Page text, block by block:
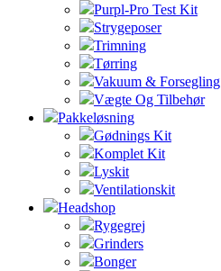
Purpl-Pro Test Kit
Strygeposer
Trimning
Tørring
Vakuum & Forsegling
Vægte Og Tilbehør
Pakkeløsning
Gødnings Kit
Komplet Kit
Lyskit
Ventilationskit
Headshop
Rygegrej
Grinders
Bonger